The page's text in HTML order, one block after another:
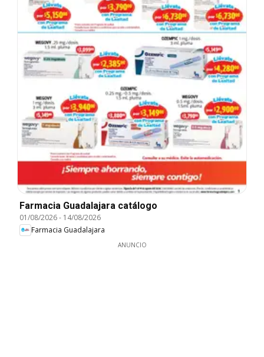
Farmacia Guadalajara catálogo
01/08/2026- 14/08/2026
Farmacia Guadalajara
ANUNCIO